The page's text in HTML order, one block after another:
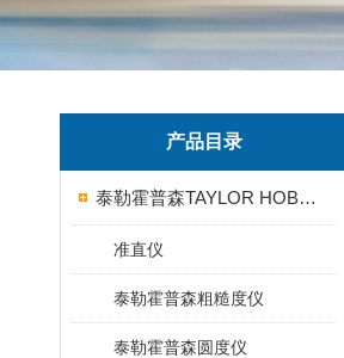
产品目录
泰勒霍普森TAYLOR HOBSON粗糙度仪
准直仪
泰勒霍普森粗糙度仪
泰勒霍普森圆度仪